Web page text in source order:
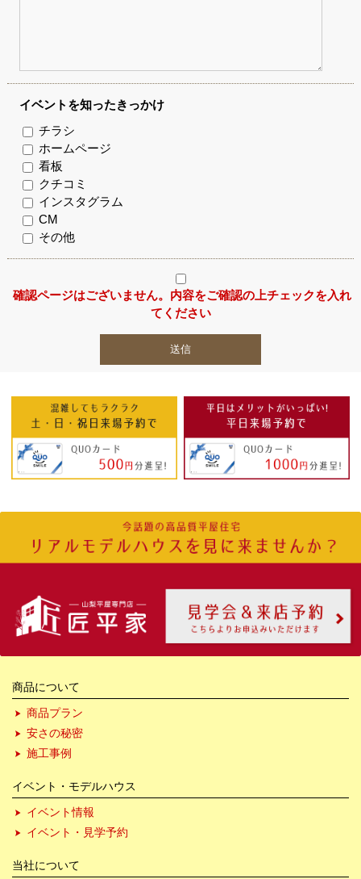
イベントを知ったきっかけ
チラシ
ホームページ
看板
クチコミ
インスタグラム
CM
その他
確認ページはございません。内容をご確認の上チェックを入れ
てください
商品について
商品プラン
安さの秘密
施工事例
イベント・モデルハウス
イベント情報
イベント・見学予約
当社について